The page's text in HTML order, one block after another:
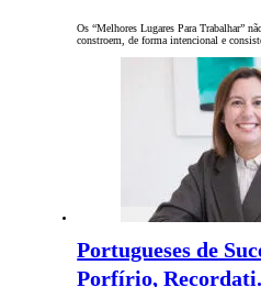
Os “Melhores Lugares Para Trabalhar”
constroem, de forma intencional e
Portugueses de
Porfírio,